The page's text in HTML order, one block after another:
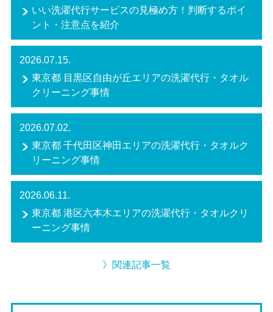
いい洗濯代行サービスの見極め方！判断するポイ
ント・注意点を紹介
2026.07.15.
東京都 目黒区自由が丘エリアの洗濯代行・タオル
クリーニング事情
2026.07.02.
東京都 千代田区神田エリアの洗濯代行・タオルク
リーニング事情
2026.06.11.
東京都 港区六本木エリアの洗濯代行・タオルクリ
ーニング事情
》関連記事一覧